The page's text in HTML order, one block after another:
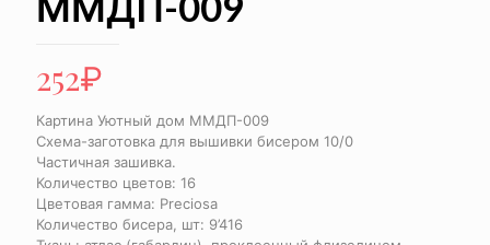
252₽
Картина Уютный дом ММДП-009
Схема-заготовка для вышивки бисером 10/0
Частичная зашивка.
Количество цветов: 16
Цветовая гамма: Preciosa
Количество бисера, шт: 9’416